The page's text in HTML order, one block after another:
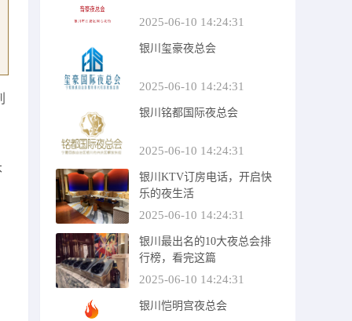
2025-06-10 14:24:31
银川玺豪夜总会
2025-06-10 14:24:31
银川铭都国际夜总会
2025-06-10 14:24:31
银川KTV订房电话，开启快
乐的夜生活
2025-06-10 14:24:31
银川最出名的10大夜总会排
行榜，看完这篇
2025-06-10 14:24:31
银川恺明宫夜总会